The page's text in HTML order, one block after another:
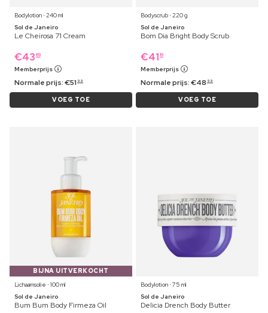
Bodylotion ⋅ 240 ml
Sol de Janeiro
Le Cheirosa 71 Cream
€43 69
Memberprijs
Normale prijs:€51 99
VOEG TOE
Bodyscrub ⋅ 220 g
Sol de Janeiro
Bom Dia Bright Body Scrub
€41 19
Memberprijs
Normale prijs:€48 99
VOEG TOE
BIJNA UITVERKOCHT
Lichaamsolie ⋅ 100 ml
Sol de Janeiro
Bum Bum Body Firmeza Oil
Bodylotion ⋅ 75 ml
Sol de Janeiro
Delicia Drench Body Butter